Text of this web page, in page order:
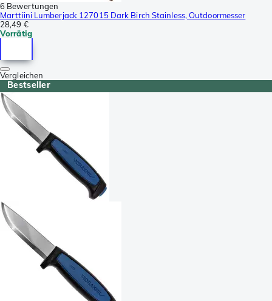
6 Bewertungen
Marttiini Lumberjack 127015 Dark Birch Stainless, Outdoormesser
28,49 €
Vorrätig
Vergleichen
Bestseller